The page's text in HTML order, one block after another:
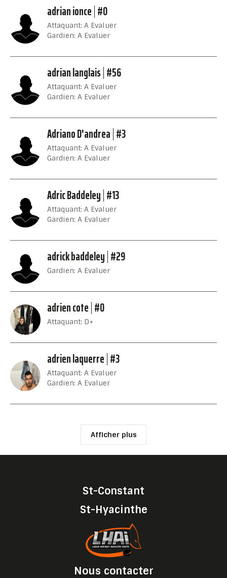
adrian ionce #0
Attaquant: A Evaluer
Gardien: A Evaluer
adrian langlais #56
Attaquant: A Evaluer
Gardien: A Evaluer
Adriano D'andrea #3
Attaquant: A Evaluer
Gardien: A Evaluer
Adric Baddeley #13
Attaquant: A Evaluer
Gardien: A Evaluer
adrick baddeley #29
Gardien: A Evaluer
adrien cote #0
Attaquant: D+
adrien laquerre #3
Attaquant: A Evaluer
Gardien: A Evaluer
Afficher plus
St-Constant
St-Hyacinthe
Nous contacter